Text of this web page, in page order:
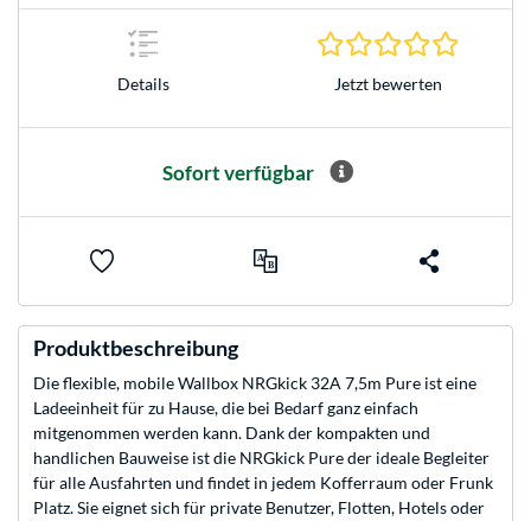
Details Jetzt bewerten
Sofort verfügbar
Produktbeschreibung
Die flexible, mobile Wallbox NRGkick 32A 7,5m Pure ist eine
Ladeeinheit für zu Hause, die bei Bedarf ganz einfach
mitgenommen werden kann. Dank der kompakten und
handlichen Bauweise ist die NRGkick Pure der ideale Begleiter
für alle Ausfahrten und findet in jedem Kofferraum oder Frunk
Platz. Sie eignet sich für private Benutzer, Flotten, Hotels oder